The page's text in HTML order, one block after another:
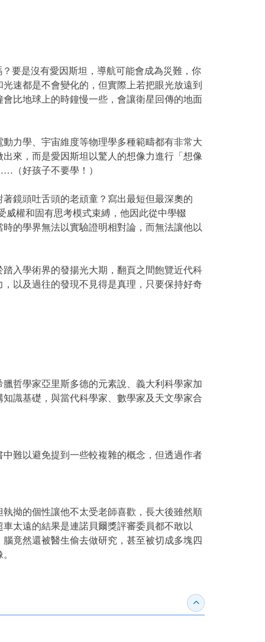
要是沒有愛因斯坦，導航可能會成為災難，你
速都是不會變化的，但實際上若把眼光放遠到
比地球上的時鐘慢一些，會讓衛星回傳的地面
力學、宇宙維度等物理學多種範疇都有非常大
來，而是愛因斯坦以驚人的想像力進行「想像
（好孩子不要學！）
鏡頭吐舌頭的老頑童？寫出最短但最深奧的
權和固有思考模式束縛，他因此從中學輟
的學界無法以實驗證明相對論，而無法讓他以
入學術界的發揚光大期，翻頁之間飽覽近代科
以及過往的發現不見得是真理，只要保持好奇
學家亞里斯多德的元素說、義大利科學家加
識基礎，與當代科學家、數學家及天文學家合
難以避免提到一些較複雜的概念，但透過作者
拗的個性讓他不太受老師喜歡，長大後雖然順
太遠的結果是連諾貝爾獎評審委員都不敢以
竟然還被醫生偷去做研究，甚至被切成多塊四
收合得獎紀錄